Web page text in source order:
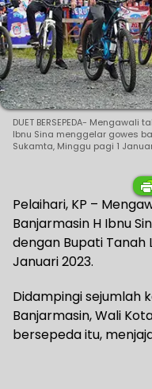
DUET BERSEPEDA-
Ibnu Sina menggelar gowes
Sukamta, Minggu pagi 1
Pelaihari, KP –
Banjarmasin H Ibnu
dengan Bupati Tanah
Januari 2023.
Didampingi sejumlah
Banjarmasin, Wali
bersepeda itu,